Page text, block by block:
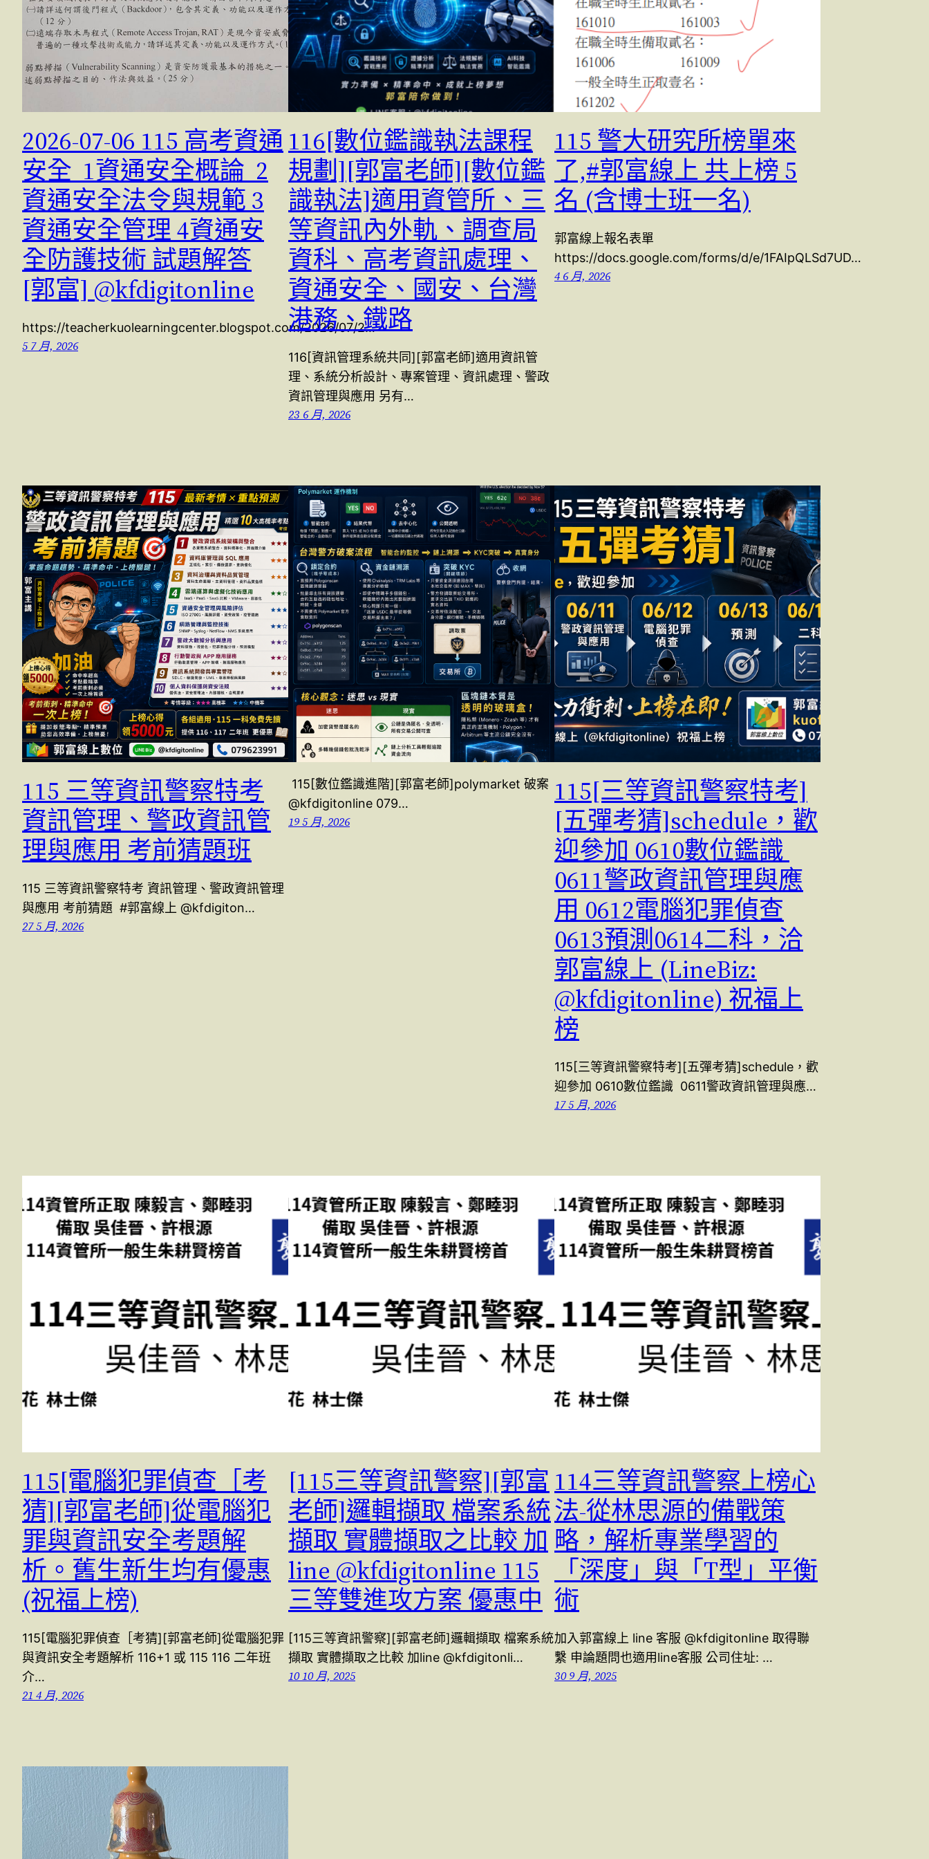
2026-07-06 115 高考資通
安全 1資通安全概論 2
資通安全法令與規範 3
資通安全管理 4資通安
全防護技術 試題解答
[郭富] @kfdigitonline
https://teacherkuolearningcenter.blogspot.com/2026/07/2…
5 7 月, 2026
116[數位鑑識執法課程
規劃][郭富老師][數位鑑
識執法]適用資管所、三
等資訊內外軌、調查局
資科、高考資訊處理、
資通安全、國安、台灣
港務、鐵路
116[資訊管理系統共同][郭富老師]適用資訊管
理、系統分析設計、專案管理、資訊處理、警政
資訊管理與應用 另有…
23 6 月, 2026
115 警大研究所榜單來
了,#郭富線上 共上榜 5
名 (含博士班一名)
郭富線上報名表單
https://docs.google.com/forms/d/e/1FAIpQLSd7UD…
4 6 月, 2026
115 三等資訊警察特考
資訊管理、警政資訊管
理與應用 考前猜題班
115 三等資訊警察特考 資訊管理、警政資訊管理
與應用 考前猜題 #郭富線上 @kfdigiton…
27 5 月, 2026
115[數位鑑識進階][郭富老師]polymarket 破案
@kfdigitonline 079…
19 5 月, 2026
115[三等資訊警察特考]
[五彈考猜]schedule，歡
迎參加 0610數位鑑識
0611警政資訊管理與應
用 0612電腦犯罪偵查
0613預測0614二科，洽
郭富線上 (LineBiz:
@kfdigitonline) 祝福上
榜
115[三等資訊警察特考][五彈考猜]schedule，歡
迎參加 0610數位鑑識 0611警政資訊管理與應…
17 5 月, 2026
115[電腦犯罪偵查［考
猜][郭富老師]從電腦犯
罪與資訊安全考題解
析。舊生新生均有優惠
(祝福上榜)
115[電腦犯罪偵查［考猜][郭富老師]從電腦犯罪
與資訊安全考題解析 116+1 或 115 116 二年班
介…
21 4 月, 2026
[115三等資訊警察][郭富
老師]邏輯擷取 檔案系統
擷取 實體擷取之比較 加
line @kfdigitonline 115
三等雙進攻方案 優惠中
[115三等資訊警察][郭富老師]邏輯擷取 檔案系統
擷取 實體擷取之比較 加line @kfdigitonli…
10 10 月, 2025
114三等資訊警察上榜心
法-從林思源的備戰策
略，解析專業學習的
「深度」與「T型」平衡
術
加入郭富線上 line 客服 @kfdigitonline 取得聯
繫 申論題問也適用line客服 公司住址: …
30 9 月, 2025